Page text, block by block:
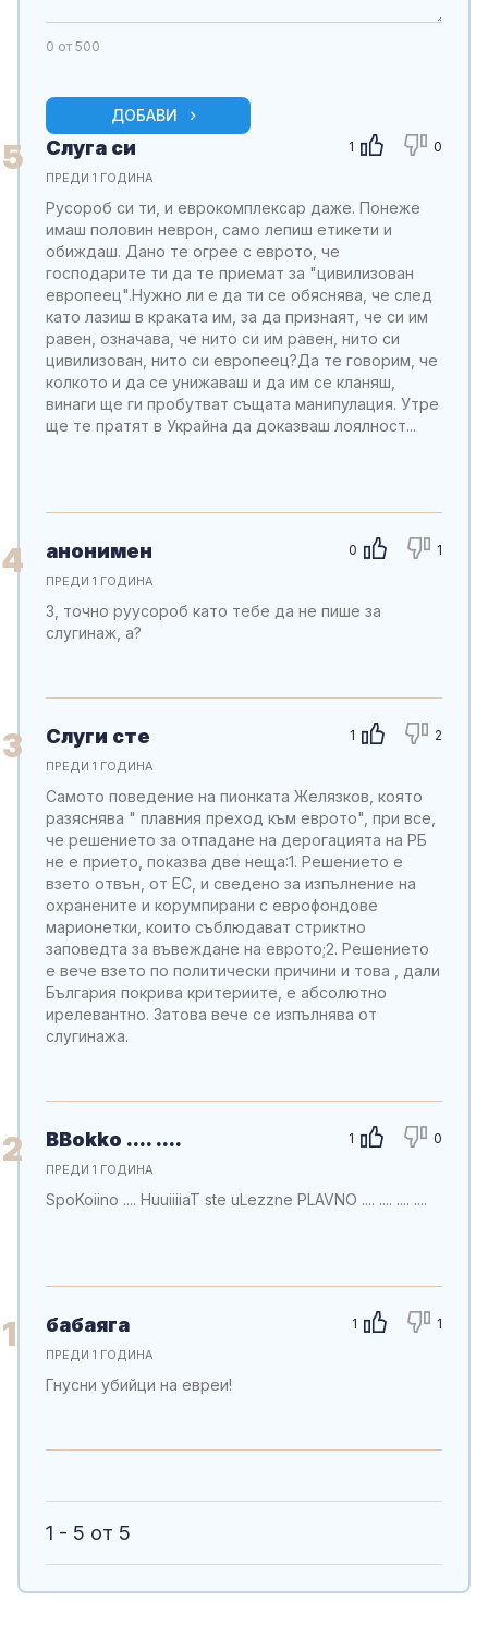
0 от 500
ДОБАВИ
5 1 0
Слуга си
ПРЕДИ 1 ГОДИНА
Русороб си ти, и еврокомплексар даже. Понеже
имаш половин неврон, само лепиш етикети и
обиждаш. Дано те огрее с еврото, че
господарите ти да те приемат за "цивилизован
европеец".Нужно ли е да ти се обяснява, че след
като лазиш в краката им, за да признаят, че си им
равен, означава, че нито си им равен, нито си
цивилизован, нито си европеец?Да те говорим, че
колкото и да се унижаваш и да им се кланяш,
винаги ще ги пробутват същата манипулация. Утре
ще те пратят в Украйна да доказваш лоялност...
4 0 1
анонимен
ПРЕДИ 1 ГОДИНА
3, точно руусoроб като тебе да не пише за
слугинаж, а?
3 1 2
Слуги сте
ПРЕДИ 1 ГОДИНА
Самото поведение на пионката Желязков, която
разяснява " плавния преход към еврото", при все,
че решението за отпадане на дерогацията на РБ
не е прието, показва две неща:1. Решението е
взето отвън, от ЕС, и сведено за изпълнение на
охранените и корумпирани с еврофондове
марионетки, които съблюдават стриктно
заповедта за въвеждане на еврото;2. Решението
е вече взето по политически причини и това , дали
България покрива критериите, е абсолютно
ирелевантно. Затова вече се изпълнява от
слугинажа.
2 1 0
BBokko .... ....
ПРЕДИ 1 ГОДИНА
SpoKoiino .... HuuiiiiaT ste uLezzne PLAVNO .... .... .... ....
1 1 1
бабаяга
ПРЕДИ 1 ГОДИНА
Гнусни убийци на евреи!
1 - 5 от 5